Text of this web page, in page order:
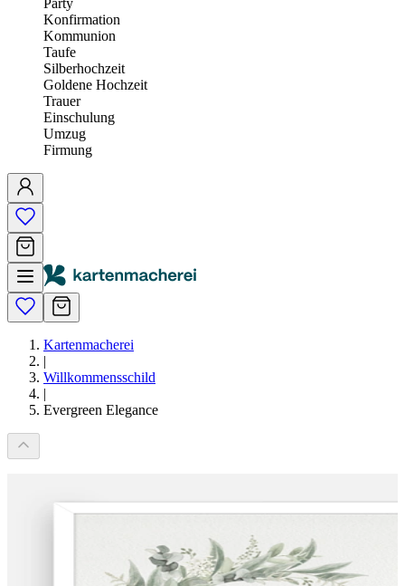
Party
Konfirmation
Kommunion
Taufe
Silberhochzeit
Goldene Hochzeit
Trauer
Einschulung
Umzug
Firmung
Kartenmacherei
|
Willkommensschild
|
Evergreen Elegance